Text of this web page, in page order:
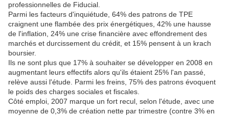
professionnelles de Fiducial.
Parmi les facteurs d'inquiétude, 64% des patrons de TPE
craignent une flambée des prix énergétiques, 42% une hausse
de l'inflation, 24% une crise financière avec effondrement des
marchés et durcissement du crédit, et 15% pensent à un krach
boursier.
Ils ne sont plus que 17% à souhaiter se développer en 2008 en
augmentant leurs effectifs alors qu'ils étaient 25% l'an passé,
relève aussi l'étude. Parmi les freins, 75% des patrons évoquent
le poids des charges sociales et fiscales.
Côté emploi, 2007 marque un fort recul, selon l'étude, avec une
moyenne de 0,3% de création nette par trimestre (contre 3% en